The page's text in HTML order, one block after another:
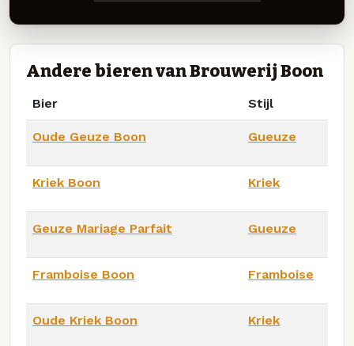
Andere bieren van Brouwerij Boon
Bier Stijl
Oude Geuze Boon Gueuze
Kriek Boon Kriek
Geuze Mariage Parfait Gueuze
Framboise Boon Framboise
Oude Kriek Boon Kriek